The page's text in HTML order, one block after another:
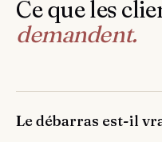
Ce que les
demandent.
Le débarras est-il